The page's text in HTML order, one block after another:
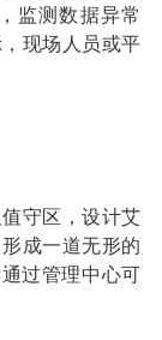
监测数据异常
现场人员或平
守区，设计艾
成一道无形的
过管理中心可